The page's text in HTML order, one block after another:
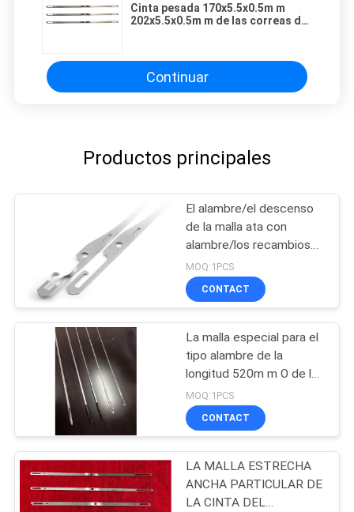
Cinta pesada 170x5.5x0.5m m
202x5.5x0.5m m de las correas del
Continuar
Productos principales
El alambre/el descenso
de la malla ata con
alambre/los recambios
del dropper/del alambre
de descenso para las
piezas de maquinaria de
para el estoque/el aire
Jet Loom
MOQ:1PCS
CONTACT
La malla especial para el
tipo alambre de la
longitud 520m m O de la
máquina del telar de telar
jacquar de la alfombra de
la malla para Vandewalle
tejen
MOQ:1PCS
CONTACT
LA MALLA ESTRECHA
ANCHA PARTICULAR DE
LA CINTA DEL